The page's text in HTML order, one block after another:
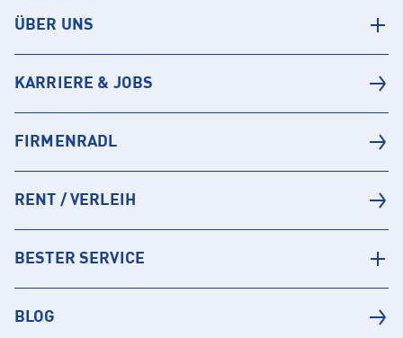
ÜBER UNS
KARRIERE & JOBS
FIRMENRADL
RENT / VERLEIH
BESTER SERVICE
BLOG